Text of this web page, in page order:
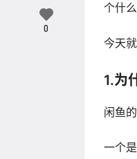
个什
今天
1.为
闲鱼
一个
0